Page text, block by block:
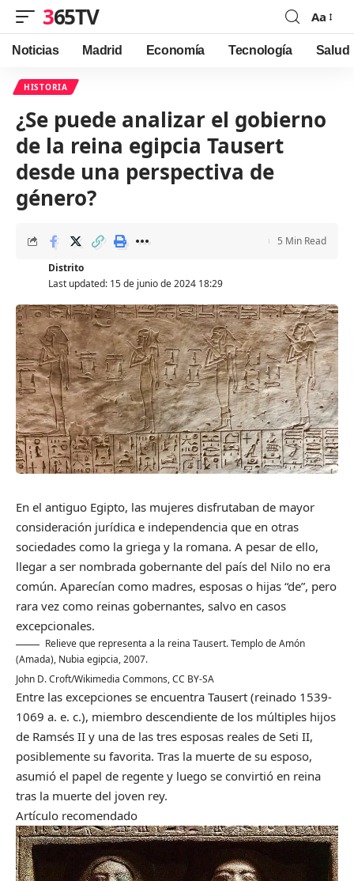
365TV
Font
Resizer
Aa
Noticias Madrid Economía Tecnología Salud
HISTORIA
¿Se puede analizar el gobierno
de la reina egipcia Tausert
desde una perspectiva de
género?
Last updated: 15 de junio de 2024 18:29
Distrito
5 Min Read
En el antiguo Egipto, las mujeres disfrutaban de mayor
consideración jurídica e independencia que en otras
sociedades como la griega y la romana. A pesar de ello,
llegar a ser nombrada gobernante del país del Nilo no era
común. Aparecían como madres, esposas o hijas “de”, pero
rara vez como reinas gobernantes, salvo en casos
excepcionales.
Relieve que representa a la reina Tausert. Templo de Amón
(Amada), Nubia egipcia, 2007.
John D. Croft/Wikimedia Commons,CC BY-SA
Entre las excepciones se encuentra Tausert (reinado 1539-
1069 a. e. c.), miembro descendiente de los múltiples hijos
de Ramsés II y una de las tres esposas reales de Seti II,
posiblemente su favorita. Tras la muerte de su esposo,
asumió el papel de regente y luego se convirtió en reina
tras la muerte del joven rey.
Artículo recomendado